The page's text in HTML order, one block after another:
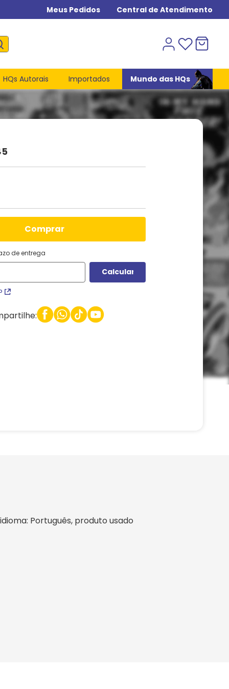
Meus Pedidos Central de Atendimento
HQs Autorais Importados Mundo das HQs
comprar
de entrega
Português, produto usado